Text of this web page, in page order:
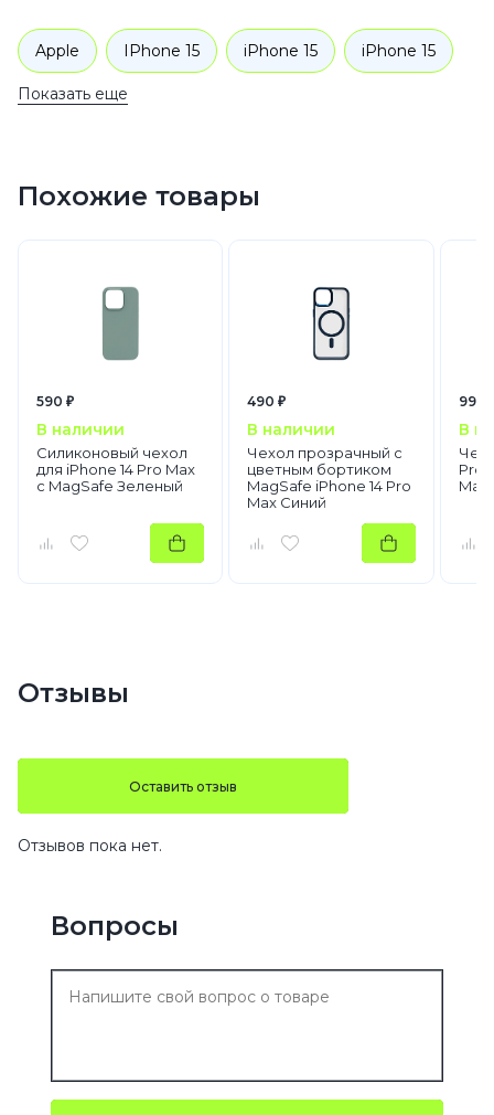
Apple IPhone 15 iPhone 15 iPhone 15
iPhone 15
Показать еще
Похожие товары
590 ₽
В наличии
Силиконовый чехол
для iPhone 14 Pro Max
с MagSafe Зеленый
490 ₽
В наличии
Чехол прозрачный с
цветным бортиком
MagSafe iPhone 14 Pro
Max Синий
990
В
Pro
Отзывы
Оставить отзыв
Отзывов пока нет.
Вопросы